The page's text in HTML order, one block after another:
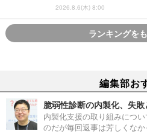
2026.8.6(木) 8:00
ランキングを
編集部お
脆弱性診断の内製化、失
内製化支援の取り組みにつ
のだが毎回返事は芳しくなか